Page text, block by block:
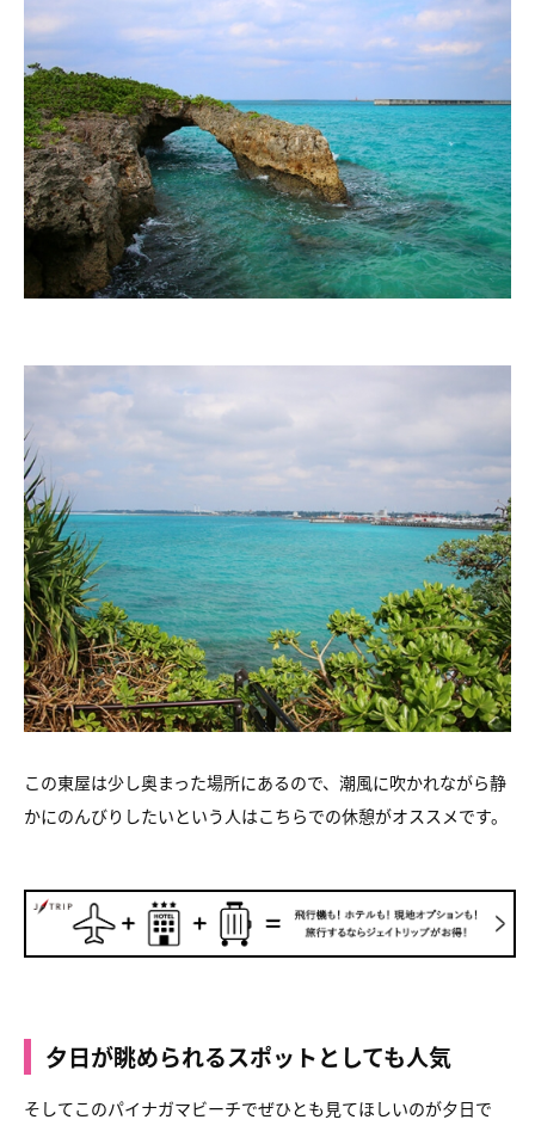
この東屋は少し奥まった場所にあるので、潮風に吹かれながら静
かにのんびりしたいという人はこちらでの休憩がオススメです。
夕日が眺められるスポットとしても人気
そしてこのパイナガマビーチでぜひとも見てほしいのが夕日で